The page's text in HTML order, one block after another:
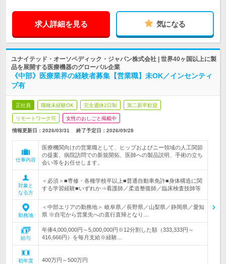
求人詳細を見る 気になる
ユナイテッド・オーソペディック・ジャパン株式会社 | 世界40ヶ国以上に製
品を展開する医療機器のグローバル企業
《中部》医療業界の経験者募集【営業職】未OK／インセンティ
ブ有
正社員 職種未経験OK 完全週休2日制 第二新卒歓迎
リモートワーク可 女性のおしごと掲載中
情報更新日：2026/03/31 終了予定日： 2026/09/28
仕事内容
医療機関向けの営業職として、ヒップおよびニー領域の人工関節
の提案、病院訪問での新規開拓、医師への製品説明、手術の立ち
会い等をお任せします。
対象と
なる方
＜必須＞■専修・各種学校卒以上■普通自動車免許■身体構造に関
する学習経験■いずれか⇒看護師／柔道整復師／臨床検査技師等
勤務地
＜中部エリアの勤務地＞ 岐阜県／長野県／山梨県／静岡県／愛知
県 ※自宅から営業先への直行直帰となり…
給与
年俸4,000,000円～5,000,000円※12分割した額（333,333円～
416,666円）を毎月支給※経験…
初年度
400万円～500万円